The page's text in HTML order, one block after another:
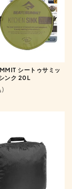
シートゥサミッ
ンク 20L
)